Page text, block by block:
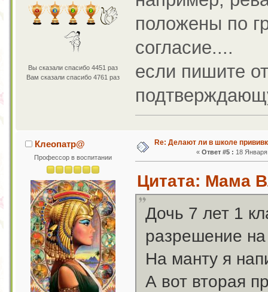
Вы сказали спасибо 4451 раз
Вам сказали спасибо 4761 раз
положены по
согласие....
если пишите
Клеопатр@
Профессор в воспитании
Re: Делают ли в школе
« Ответ #5 : 18
Цитата: Мама
Дочь 7 лет 1
разрешение
На манту я
А вот вторая